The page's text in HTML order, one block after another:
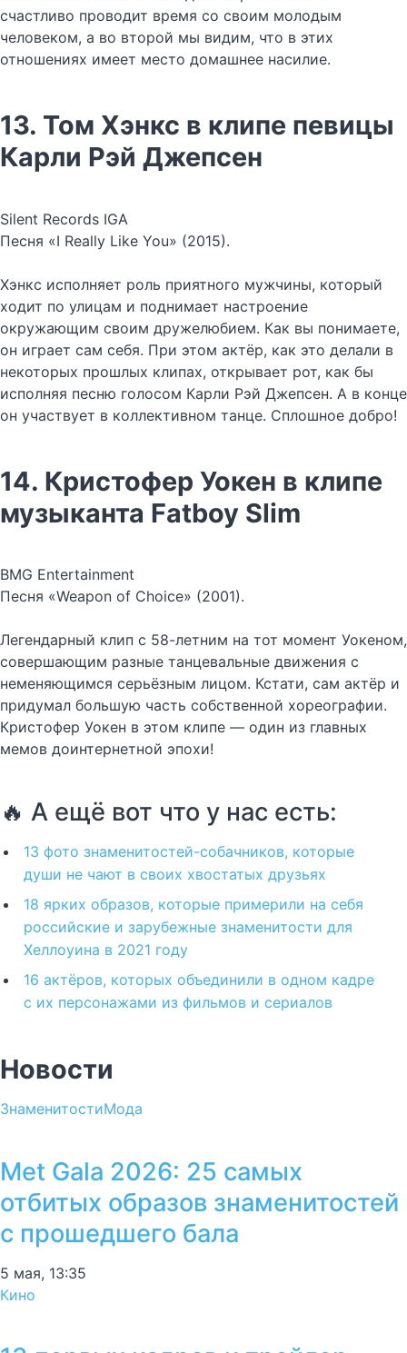
счастливо проводит время со своим молодым
человеком, а во второй мы видим, что в этих
отношениях имеет место домашнее насилие.
13. Том Хэнкс в клипе певицы
Карли Рэй Джепсен
Silent Records IGA
Песня «I Really Like You» (2015).
Хэнкс исполняет роль приятного мужчины, который
ходит по улицам и поднимает настроение
окружающим своим дружелюбием. Как вы понимаете,
он играет сам себя. При этом актёр, как это делали в
некоторых прошлых клипах, открывает рот, как бы
исполняя песню голосом Карли Рэй Джепсен. А в конце
он участвует в коллективном танце. Сплошное добро!
14. Кристофер Уокен в клипе
музыканта Fatboy Slim
BMG Entertainment
Песня «Weapon of Choice» (2001).
Легендарный клип с 58-летним на тот момент Уокеном,
совершающим разные танцевальные движения с
неменяющимся серьёзным лицом. Кстати, сам актёр и
придумал большую часть собственной хореографии.
Кристофер Уокен в этом клипе — один из главных
мемов доинтернетной эпохи!
🔥 А ещё вот что у нас есть:
13 фото знаменитостей-собачников, которые
души не чают в своих хвостатых друзьях
18 ярких образов, которые примерили на себя
российские и зарубежные знаменитости для
Хеллоуина в 2021 году
16 актёров, которых объединили в одном кадре
с их персонажами из фильмов и сериалов
Новости
ЗнаменитостиМода
Met Gala 2026: 25 самых
отбитых образов знаменитостей
с прошедшего бала
5 мая, 13:35
Кино